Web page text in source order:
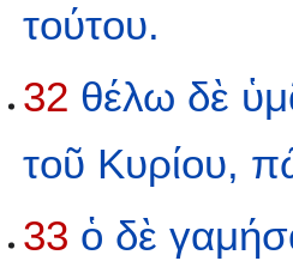
τούτου.
32 θέλω δὲ
τοῦ Κυρίου,
33 ὁ δὲ